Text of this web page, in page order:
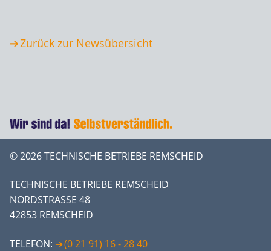
Zurück zur Newsübersicht
© 2026 TECHNISCHE BETRIEBE REMSCHEID
TECHNISCHE BETRIEBE REMSCHEID
NORDSTRASSE 48
42853 REMSCHEID
TELEFON:
(0 21 91) 16 - 28 40